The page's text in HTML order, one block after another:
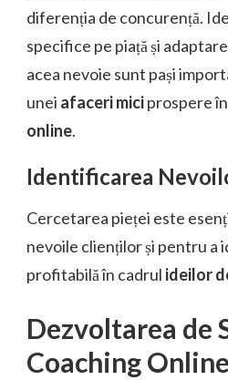
diferenția de concurență.
specifice pe piață și
acea nevoie sunt pași
unei afaceri miciprospere
online.
Identificarea
Cercetarea pieței este
nevoile clienților și pentru a
profitabilă în cadrul ideilor
Dezvoltarea de
Coaching Online